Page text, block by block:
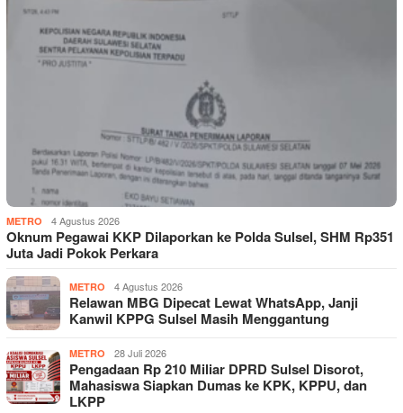
METRO 4 Agustus 2026
Oknum Pegawai KKP Dilaporkan ke Polda Sulsel, SHM Rp351
Juta Jadi Pokok Perkara
METRO 4 Agustus 2026
Relawan MBG Dipecat Lewat WhatsApp, Janji
Kanwil KPPG Sulsel Masih Menggantung
METRO 28 Juli 2026
Pengadaan Rp 210 Miliar DPRD Sulsel Disorot,
Mahasiswa Siapkan Dumas ke KPK, KPPU, dan
LKPP